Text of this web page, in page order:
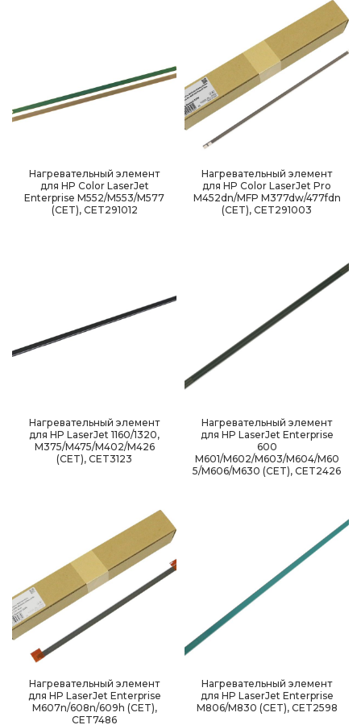
Нагревательный элемент
для HP Color LaserJet
Enterprise M552/M553/M577
(CET), CET291012
Нагревательный элемент
для HP Color LaserJet Pro
M452dn/MFP M377dw/477fdn
(CET), CET291003
Нагревательный элемент
для HP LaserJet 1160/1320,
M375/M475/M402/M426
(CET), CET3123
Нагревательный элемент
для HP LaserJet Enterprise
600
M601/M602/M603/M604/M60
5/M606/M630 (CET), CET2426
Нагревательный элемент
для HP LaserJet Enterprise
M607n/608n/609h (CET),
CET7486
Нагревательный элемент
для HP LaserJet Enterprise
M806/M830 (CET), CET2598